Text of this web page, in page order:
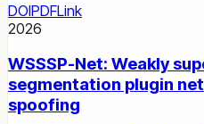
DOIPDFLink
2026
WSSSP-Net: Weakly
segmentation plugin
spoofing